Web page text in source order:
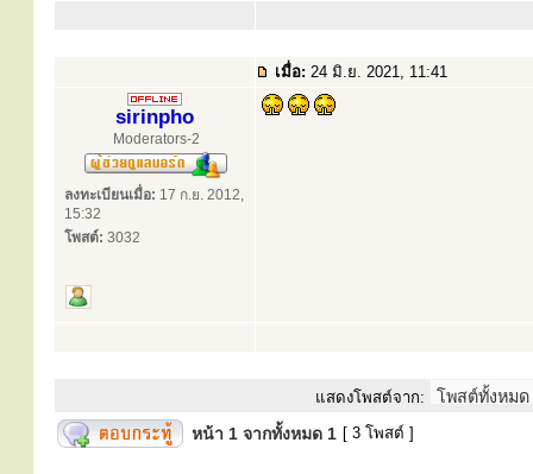
เมื่อ: 24 มิ.ย. 2021, 11:41
sirinpho
Moderators-2
ลงทะเบียนเมื่อ: 17 ก.ย. 2012,
15:32
โพสต์: 3032
แสดงโพสต์จาก:
หน้า 1 จากทั้งหมด 1 [ 3 โพสต์ ]